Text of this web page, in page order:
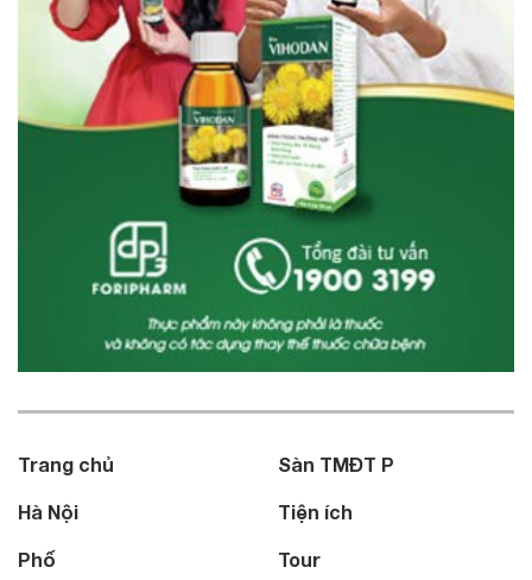
Trang chủ
Hà Nội
Phố
Sàn TMĐT P
Tiện ích
Tour